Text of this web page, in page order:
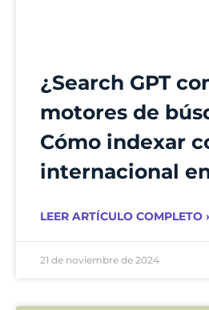
¿Search GPT
motores de
Cómo indexar
internacional
LEER ARTÍCULO COMPLETO
21 de noviembre de 2024